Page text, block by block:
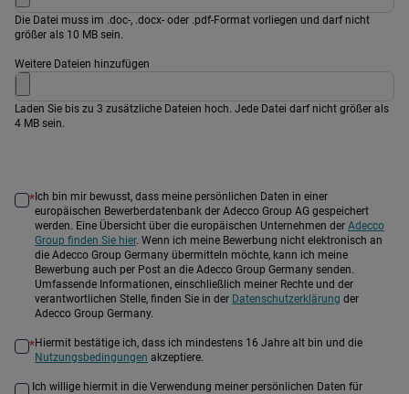
Die Datei muss im .doc-, .docx- oder .pdf-Format vorliegen und darf nicht
größer als 10 MB sein.
Weitere Dateien hinzufügen
Laden Sie bis zu 3 zusätzliche Dateien hoch. Jede Datei darf nicht größer als
4 MB sein.
*
europäischen Bewerberdatenbank der Adecco Group AG gespeichert
werden. Eine Übersicht über die europäischen Unternehmen der Adecco
Group finden Sie hier. Wenn ich meine Bewerbung nicht elektronisch an
die Adecco Group Germany übermitteln möchte, kann ich meine
Bewerbung auch per Post an die Adecco Group Germany senden.
Umfassende Informationen, einschließlich meiner Rechte und der
verantwortlichen Stelle, finden Sie in der Datenschutzerklärung der
Adecco Group Germany.
*
Hiermit bestätige ich, dass ich mindestens 16 Jahre alt bin und die
Nutzungsbedingungen akzeptiere.